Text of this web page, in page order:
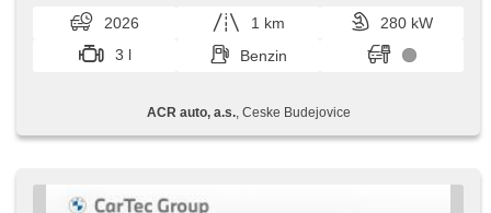
(ESP), Längssitzvorschub, USB, höheneinstellbare
Fahrersitz, El. Klappspiegel, beheizte Lenkrad, Brems-
Assistent, Reifendrucksensor, Parkassistent, AUX, Blind
Spot Anzeige, automatikparken, Vorderlichter LED, täglich
systém (AVM), bezdrátová nabíječka mobilních telefonů,
isofix, samostmívací zrcátka, parkovací senzory přední,
rádia (DAB), LED adaptivní světlomety, automatické
přepínání dálkových světel
2026 1 km
280 kW
3 l
Benzin
ACR auto, a.s., Ceske Budejovice